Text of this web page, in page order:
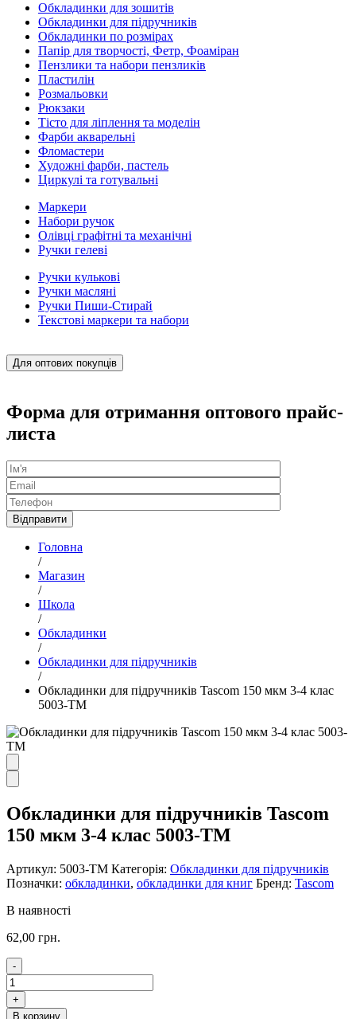
Обкладинки для зошитів
Обкладинки для підручників
Обкладинки по розмірах
Папір для творчості, Фетр, Фоаміран
Пензлики та набори пензликів
Пластилін
Розмальовки
Рюкзаки
Тісто для ліплення та моделін
Фарби акварельні
Фломастери
Художні фарби, пастель
Циркулі та готувальні
Маркери
Набори ручок
Олівці графітні та механічні
Ручки гелеві
Ручки кулькові
Ручки масляні
Ручки Пиши-Стирай
Текстові маркери та набори
Для оптових покупців
Форма для отримання оптового прайс-
листа
Головна
/
Магазин
/
Школа
/
Обкладинки
/
Обкладинки для підручників
/
Обкладинки для підручників Tascom 150 мкм 3-4 клас
5003-ТМ
Обкладинки для підручників Tascom
150 мкм 3-4 клас 5003-ТМ
Артикул: 5003-ТМ Категорія: Обкладинки для підручників
Позначки: обкладинки, обкладинки для книг Бренд: Tascom
В наявності
62,00 грн.
-
Обкладинки
для
підручників
+
В корзину